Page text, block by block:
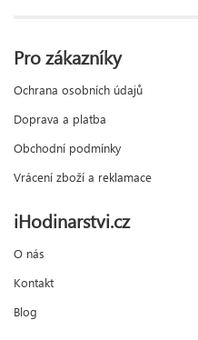
Pro zákazníky
Ochrana osobních údajů
Doprava a platba
Obchodní podmínky
Vrácení zboží a reklamace
iHodinarstvi.cz
O nás
Kontakt
Blog